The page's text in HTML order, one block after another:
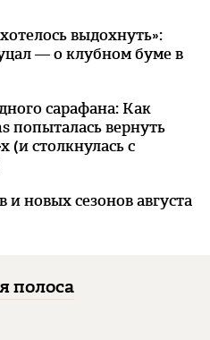
выдохнуть»:
— о клубном буме в
сарафана: Как
попыталась вернуть
(и столкнулась с
и новых сезонов августа
полоса